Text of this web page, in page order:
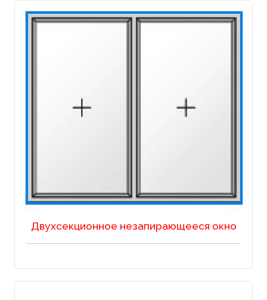
Двухсекционное незапирающееся окно